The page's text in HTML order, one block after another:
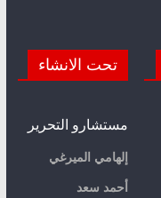
تحت الانشاء
مستشارو التحرير
إلهامي الميرغي
أحمد سعد